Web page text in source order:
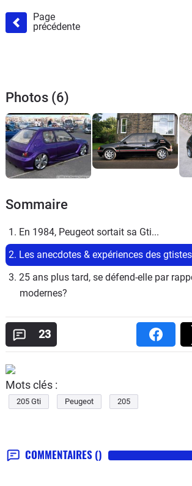
Page
précédente
Photos (6)
Sommaire
1. En 1984, Peugeot sortait sa Gti...
2. Les anecdotes & expériences des
3. 25 ans plus tard, se défend-elle par
modernes?
23
Mots clés :
205 Gti Peugeot 205
COMMENTAIRES ()